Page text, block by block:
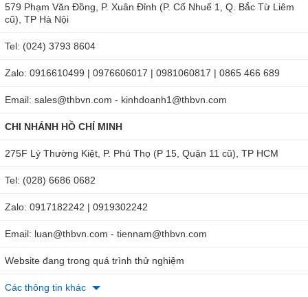
579 Phạm Văn Đồng, P. Xuân Đỉnh (P. Cổ Nhuế 1, Q. Bắc Từ Liêm
cũ), TP Hà Nội
Tel: (024) 3793 8604
Zalo: 0916610499 | 0976606017 | 0981060817 | 0865 466 689
Email: sales@thbvn.com - kinhdoanh1@thbvn.com
CHI NHÁNH HỒ CHÍ MINH
275F Lý Thường Kiệt, P. Phú Thọ (P 15, Quận 11 cũ), TP HCM
Tel: (028) 6686 0682
Zalo: 0917182242 | 0919302242
Email: luan@thbvn.com - tiennam@thbvn.com
Website đang trong quá trình thử nghiệm
Các thông tin khác